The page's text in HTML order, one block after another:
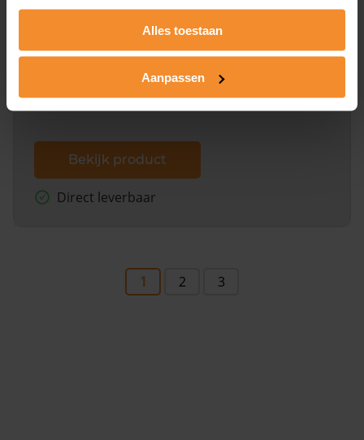
Alles toestaan
Aanpassen
Een uitgebreid overzicht van het perceel en
dit inclusief de luchtfoto!
Bekijk product
Direct leverbaar
1 2 3